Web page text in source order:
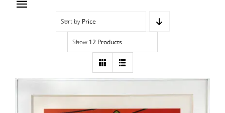
Toggle
Navigation
Sort by Price
Show 12 Products